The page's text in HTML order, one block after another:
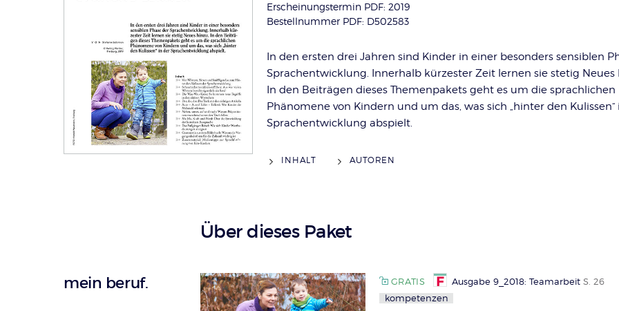
Erscheinungstermin PDF: 2019
Bestellnummer PDF: D502583
In den ersten drei Jahren sind Kinder in einer besonders sensiblen
Sprachentwicklung. Innerhalb kürzester Zeit lernen sie stetig Neues
In den Beiträgen dieses Themenpakets geht es um die sprachlichen
Phänomene von Kindern und um das, was sich „hinter den Kulissen“
Sprachentwicklung abspielt.
INHALT AUTOREN
Über dieses Paket
mein beruf. GRATIS Ausgabe 9_2018: Teamarbeit S. 26
kompetenzen